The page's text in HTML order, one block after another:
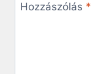
Hozzászólás *